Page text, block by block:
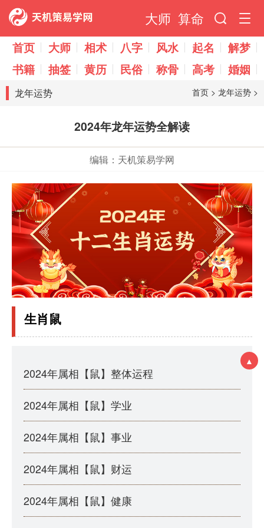
大师 算命
首页 大师 相术 八字 风水 起名
解梦
书籍
抽签 黄历 民俗 称骨 高考 婚姻
龙年运势 首页 > 龙年运势 >
2024年龙年运势全解读
编辑：天机策易学网
生肖鼠
2024年属相【鼠】整体运程
2024年属相【鼠】学业
2024年属相【鼠】事业
2024年属相【鼠】财运
2024年属相【鼠】健康
▲